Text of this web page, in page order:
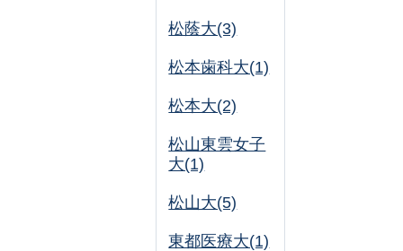
松蔭大(3)
松本歯科大(1)
松本大(2)
松山東雲女子
大(1)
松山大(5)
東都医療大(1)